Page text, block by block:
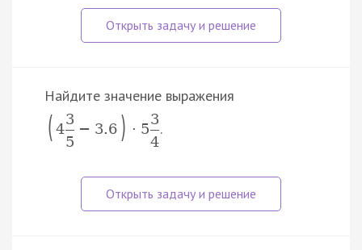
Найдите значение выражения
(4
3
5
− 3.6 ) · 5
3
4
.